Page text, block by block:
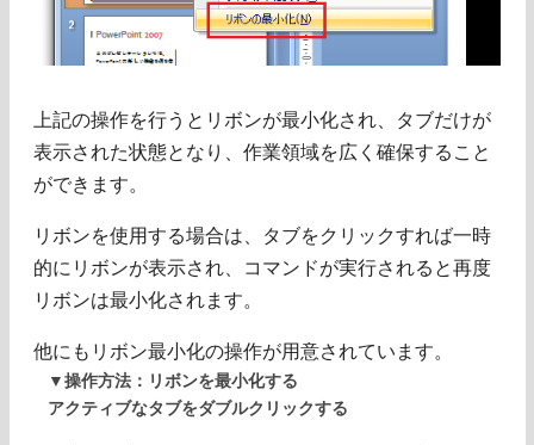
上記の操作を行うとリボンが最小化され、タブだけが
表示された状態となり、作業領域を広く確保すること
ができます。
リボンを使用する場合は、タブをクリックすれば一時
的にリボンが表示され、コマンドが実行されると再度
リボンは最小化されます。
他にもリボン最小化の操作が用意されています。
▼操作方法：リボンを最小化する
アクティブなタブをダブルクリックする